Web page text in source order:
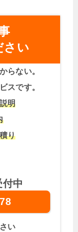
さい
らない。
スです。
明
り
中
い